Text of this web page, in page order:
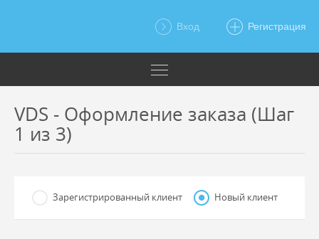
Вход Регистрация
VDS - Оформление заказа (Шаг
1 из 3)
Зарегистрированный клиент Новый клиент